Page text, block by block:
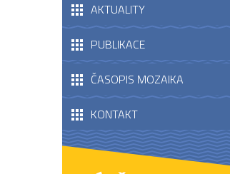
AKTUALITY
PUBLIKACE
ČASOPIS MOZAIKA
KONTAKT